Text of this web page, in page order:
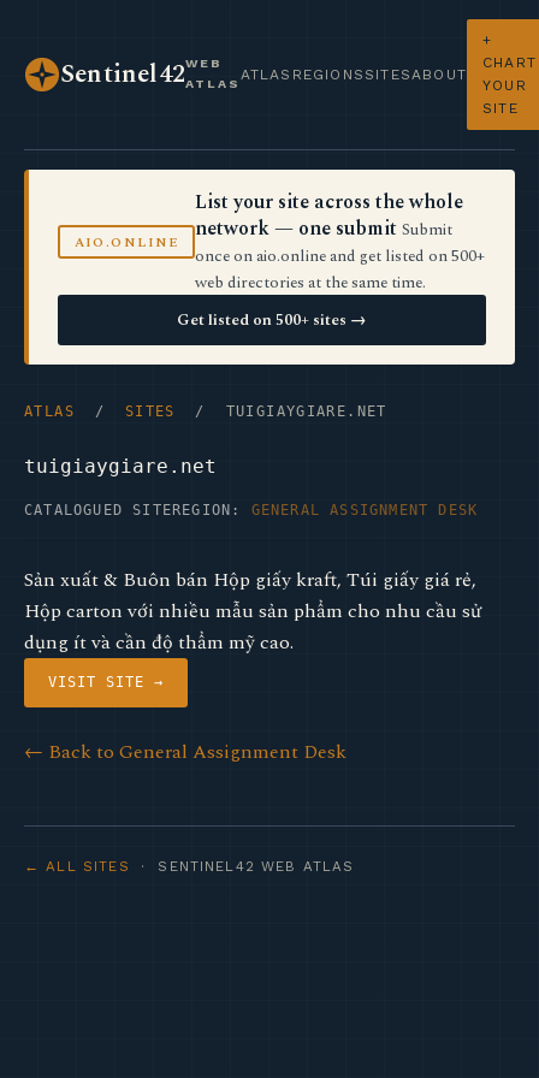
Sentinel42WEB
ATLAS
ATLAS REGIONS SITES ABOUT
+
CHART
YOUR
SITE
AIO.ONLINE
List your site across the whole
network — one submit Submit
once on aio.online and get listed on 500+
web directories at the same time.
Get listed on 500+ sites →
ATLAS / SITES / TUIGIAYGIARE.NET
tuigiaygiare.net
CATALOGUED SITE REGION: GENERAL ASSIGNMENT DESK
Sản xuất & Buôn bán Hộp giấy kraft, Túi giấy giá rẻ,
Hộp carton với nhiều mẫu sản phẩm cho nhu cầu sử
dụng ít và cần độ thẩm mỹ cao.
VISIT SITE →
← Back to General Assignment Desk
← ALL SITES · SENTINEL42 WEB ATLAS